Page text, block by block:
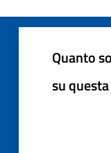
Quanto
su